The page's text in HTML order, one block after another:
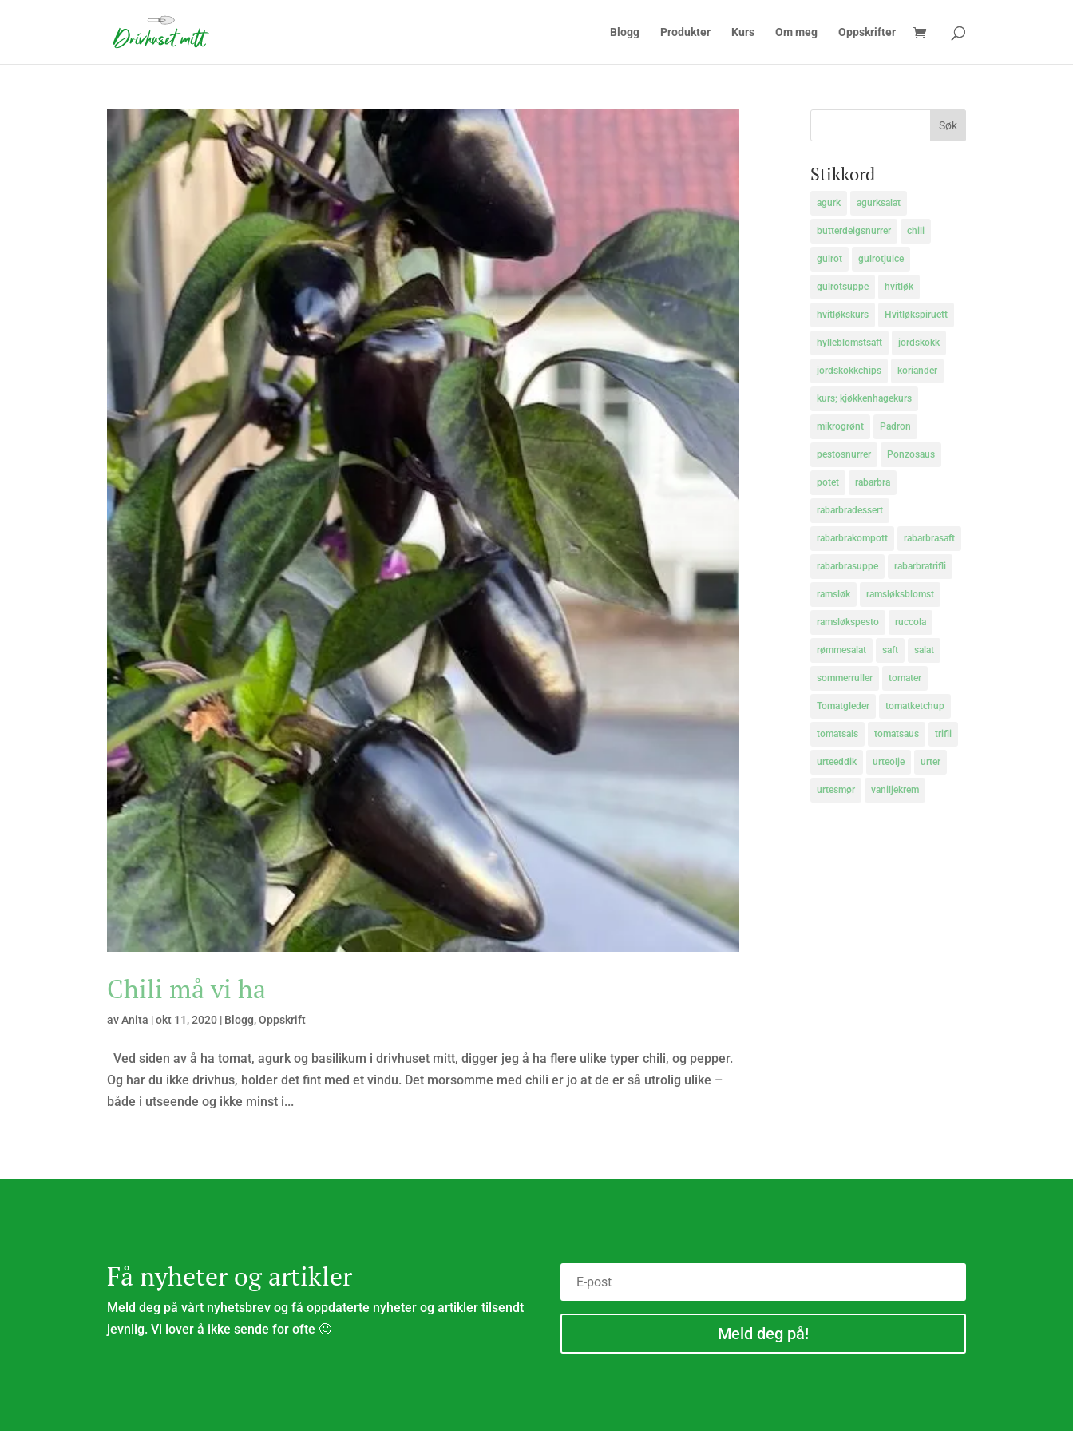
Blogg Produkter Kurs Om meg Oppskrifter
Chili må vi ha
avAnita |okt 11, 2020 | Blogg,Oppskrift
Ved siden av å ha tomat, agurk og basilikum i drivhuset mitt, digger jeg å ha flere ulike typer chili, og pepper.
Og har du ikke drivhus, holder det fint med et vindu. Det morsomme med chili er jo at de er så utrolig ulike –
både i utseende og ikke minst i...
Stikkord
agurk agurksalat
butterdeigsnurrer chili
gulrot gulrotjuice
gulrotsuppe hvitløk
hvitløkskurs Hvitløkspiruett
hylleblomstsaft jordskokk
jordskokkchips koriander
kurs; kjøkkenhagekurs
mikrogrønt Padron
pestosnurrer Ponzosaus
potet rabarbra
rabarbradessert
rabarbrakompott rabarbrasaft
rabarbrasuppe rabarbratrifli
ramsløk ramsløksblomst
ramsløkspesto ruccola
rømmesalat saft salat
sommerruller tomater
Tomatgleder tomatketchup
tomatsals tomatsaus trifli
urteeddik urteolje urter
urtesmør vaniljekrem
Få nyheter og artikler
Meld deg på vårt nyhetsbrev og få oppdaterte nyheter og artikler tilsendt
jevnlig. Vi lover å ikke sende for ofte 🙂
Meld deg på!